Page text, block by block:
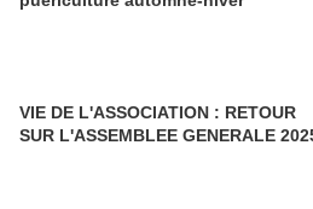
VIE DE L'ASSOCIATION : RETOUR
SUR L'ASSEMBLEE GENERALE